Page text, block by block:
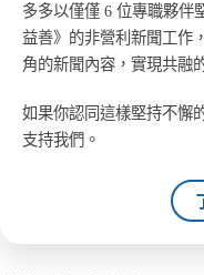
多多以僅僅 6 位專職夥伴
益善》的非營利新聞工作
角的新聞內容，實現共融
如果你認同這樣堅持不懈
支持我們。